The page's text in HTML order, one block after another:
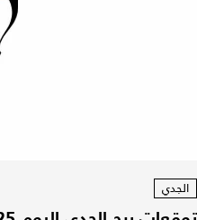
الجدي